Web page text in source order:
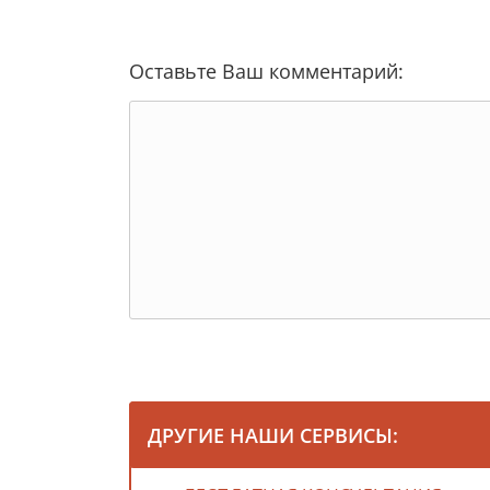
Оставьте Ваш комментарий:
ДРУГИЕ НАШИ СЕРВИСЫ: